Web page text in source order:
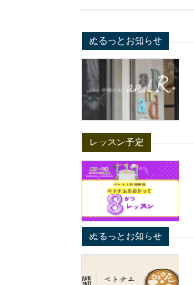
ぬるっとお知らせ
レッスン予定
ぬるっとお知らせ